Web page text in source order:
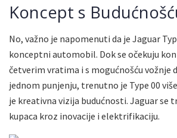
Koncept s
No, važno je napomenuti da je Jaguar
konceptni automobil. Dok se očekuju
četverim vratima i s mogućnošću vožnje
jednom punjenju, trenutno je Type 00
je kreativna vizija budućnosti. Jaguar se
kupaca kroz inovacije i elektrifikaciju.